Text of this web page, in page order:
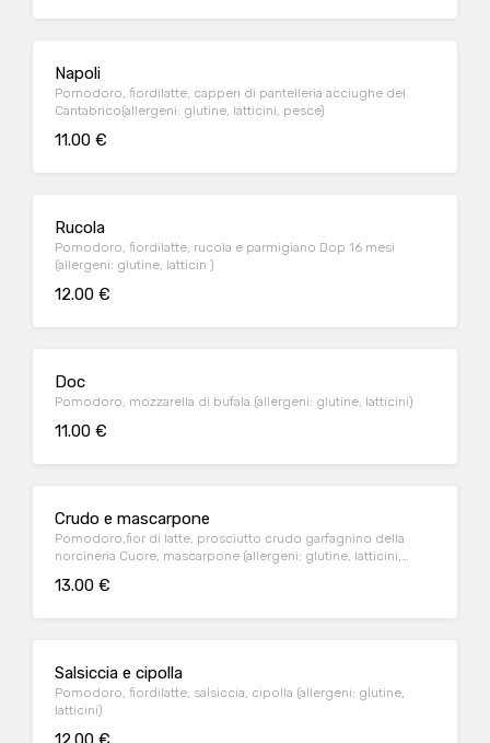
Napoli
Pomodoro, fiordilatte, capperi di pantelleria acciughe del
Cantabrico(allergeni: glutine, latticini, pesce)
11.00 €
Rucola
Pomodoro, fiordilatte, rucola e parmigiano Dop 16 mesi
(allergeni: glutine, latticin )
12.00 €
Doc
Pomodoro, mozzarella di bufala (allergeni: glutine, latticini)
11.00 €
Crudo e mascarpone
Pomodoro,fior di latte, prosciutto crudo garfagnino della
norcineria Cuore, mascarpone (allergeni: glutine, latticini,
13.00 €
Salsiccia e cipolla
Pomodoro, fiordilatte, salsiccia, cipolla (allergeni: glutine,
latticini)